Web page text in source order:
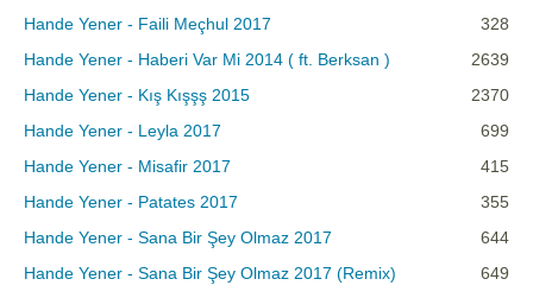
Hande Yener - Faili Meçhul 2017
328
Hande Yener - Haberi Var Mi 2014 ( ft. Berksan )
2639
Hande Yener - Kış Kışşş 2015
2370
Hande Yener - Leyla 2017
699
Hande Yener - Misafir 2017
415
Hande Yener - Patates 2017
355
Hande Yener - Sana Bir Şey Olmaz 2017
644
Hande Yener - Sana Bir Şey Olmaz 2017 (Remix)
649